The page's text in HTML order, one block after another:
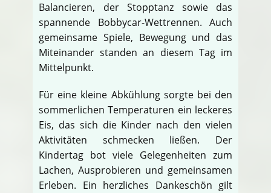
Balancieren, der Stopptanz sowie das
spannende Bobbycar-Wettrennen. Auch
gemeinsame Spiele, Bewegung und das
Miteinander standen an diesem Tag im
Mittelpunkt.
Für eine kleine Abkühlung sorgte bei den
sommerlichen Temperaturen ein leckeres
Eis, das sich die Kinder nach den vielen
Aktivitäten schmecken ließen. Der
Kindertag bot viele Gelegenheiten zum
Lachen, Ausprobieren und gemeinsamen
Erleben. Ein herzliches Dankeschön gilt